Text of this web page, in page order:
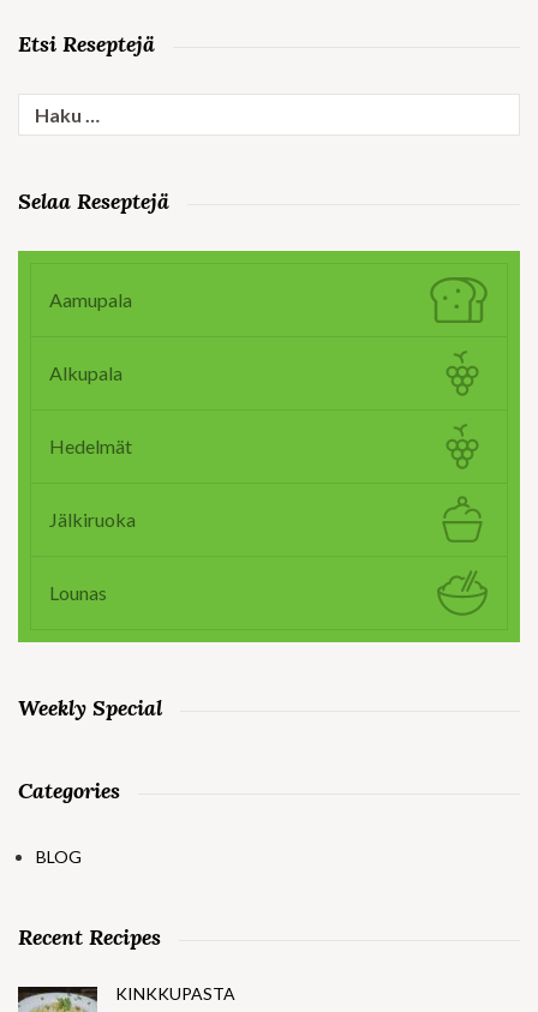
Etsi Reseptejä
Haku:
Selaa Reseptejä
Aamupala
Alkupala
Hedelmät
Jälkiruoka
Lounas
Weekly Special
Categories
BLOG
Recent Recipes
KINKKUPASTA